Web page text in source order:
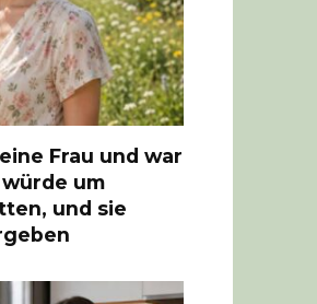
Frau und war
um
und sie